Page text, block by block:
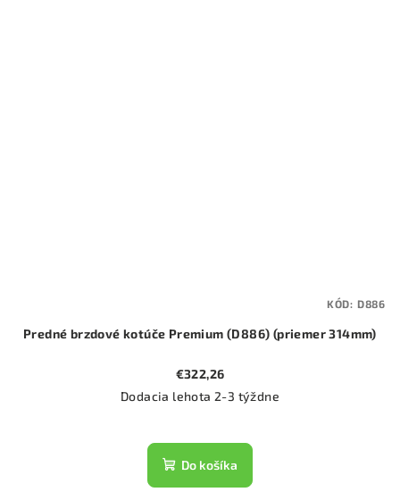
Predné brzdové kotúče Premium (D886) (priemer 314mm)
€322,26
Dodacia lehota 2-3 týždne
Do košíka
KÓD: D886